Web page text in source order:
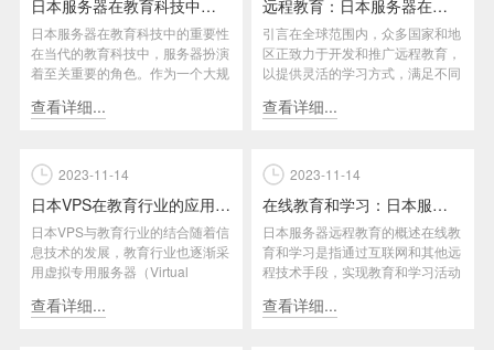
日本服务器在教育科技中的角色
日本服务器在教育科技中的重要性
在当代的教育科技中，服务器扮演
着至关重要的角色。作为一个大规
器...
查看详细...
远程教育：日本服务器在教育科技中的全球贡献
引言在全球范围内，众多国家和地
区正致力于开发和推广远程教育，
以提供灵活的学习方式，满足不同
器...
查看详细...
2023-11-14
日本VPS在教育行业的应用和优化案例分享
日本VPS与教育行业的结合随着信
息技术的发展，教育行业也逐渐采
用虚拟专用服务器（Virtual
查看详细...
2023-11-14
在线教育和学习：日本服务器的远程教育
日本服务器远程教育的概述在线教
育和学习是指通过互联网和其他远
程技术手段，实现教育和学习活动
育...
查看详细...